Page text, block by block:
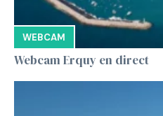
WEBCAM
Webcam Erquy en direct